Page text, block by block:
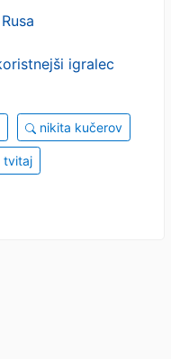
igralec
nikita kučerov
tvitaj